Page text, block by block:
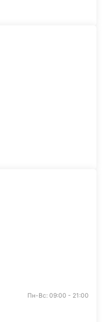
Пн-Вс: 09:00 - 21:00